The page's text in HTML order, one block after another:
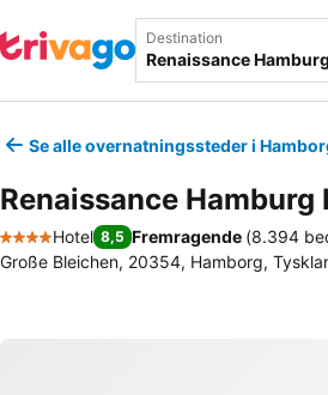
Destination
Se alle overnatningssteder i
Renaissance Hamburg
4 Stjerner
Hotel 8,5 Fremragende (8.394
Große Bleichen, 20354, Hamborg,